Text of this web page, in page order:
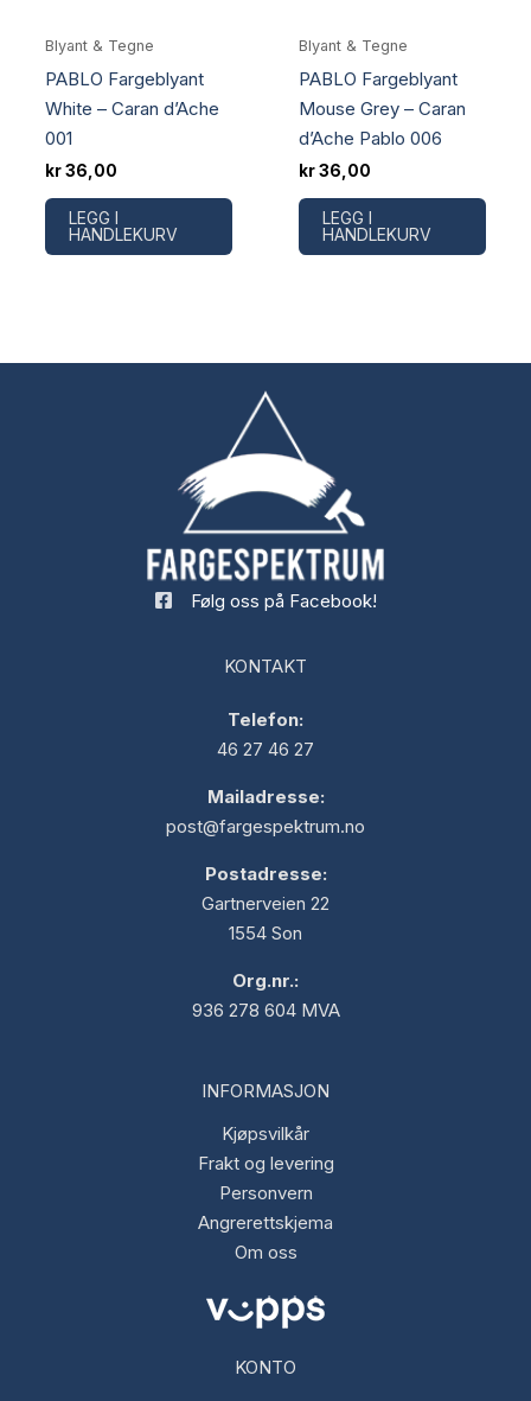
Blyant & Tegne
PABLO Fargeblyant
White – Caran d’Ache
001
kr36,00
LEGG I
HANDLEKURV
Blyant & Tegne
PABLO Fargeblyant
Mouse Grey – Caran
d’Ache Pablo 006
kr36,00
LEGG I
HANDLEKURV
Følg oss på Facebook!
KONTAKT
Telefon:
46 27 46 27
Mailadresse:
post@fargespektrum.no
Postadresse:
Gartnerveien 22
1554 Son
Org.nr.:
936 278 604 MVA
INFORMASJON
Kjøpsvilkår
Frakt og levering
Personvern
Angrerettskjema
Om oss
KONTO